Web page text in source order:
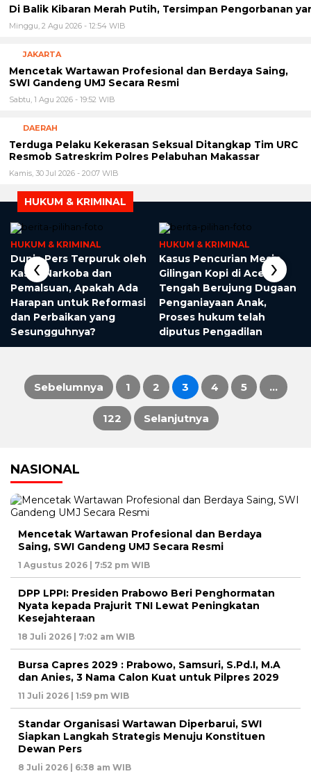
Di Balik Kibaran Merah Putih, Tersimpan Pengorbanan
Minggu, 2 Agu 2026 - 12:54 WIB
JAKARTA
Mencetak Wartawan Profesional dan Berdaya Saing,
SWI Gandeng UMJ Secara Resmi
Sabtu, 1 Agu 2026 - 19:52 WIB
DAERAH
Terduga Pelaku Kekerasan Seksual Ditangkap Tim URC
Resmob Satreskrim Polres Pelabuhan Makassar
Kamis, 30 Jul 2026 - 20:07 WIB
HUKUM & KRIMINAL
HUKUM & KRIMINAL
Dunia Pers Terpuruk oleh
Kasus Narkoba dan
Pemalsuan, Apakah Ada
Harapan untuk Reformasi
dan Perbaikan yang
Sesungguhnya?
HUKUM & KRIMINAL
Kasus Pencurian Mesin
Gilingan Kopi di Aceh
Tengah Berujung Dugaan
Penganiayaan Anak,
Proses hukum telah
diputus Pengadilan
‹ ›
Paginasi
Sebelumnya 1 2 3 4 5 …
122 Selanjutnya
NASIONAL
Mencetak Wartawan Profesional dan Berdaya
Saing, SWI Gandeng UMJ Secara Resmi
1 Agustus 2026 | 7:52 pm WIB
DPP LPPI: Presiden Prabowo Beri Penghormatan
Nyata kepada Prajurit TNI Lewat Peningkatan
Kesejahteraan
18 Juli 2026 | 7:02 am WIB
Bursa Capres 2029 : Prabowo, Samsuri, S.Pd.I, M.A
dan Anies, 3 Nama Calon Kuat untuk Pilpres 2029
11 Juli 2026 | 1:59 pm WIB
Standar Organisasi Wartawan Diperbarui, SWI
Siapkan Langkah Strategis Menuju Konstituen
Dewan Pers
8 Juli 2026 | 6:38 am WIB